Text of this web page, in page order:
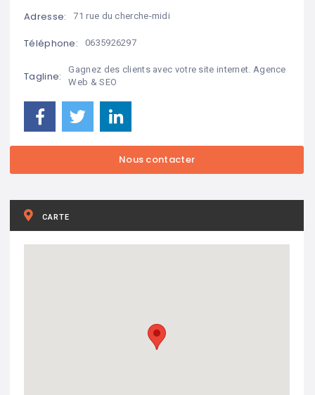
Adresse: 71 rue du cherche-midi
Téléphone: 0635926297
Tagline:
Gagnez des clients avec votre site internet. Agence
Web & SEO
CARTE